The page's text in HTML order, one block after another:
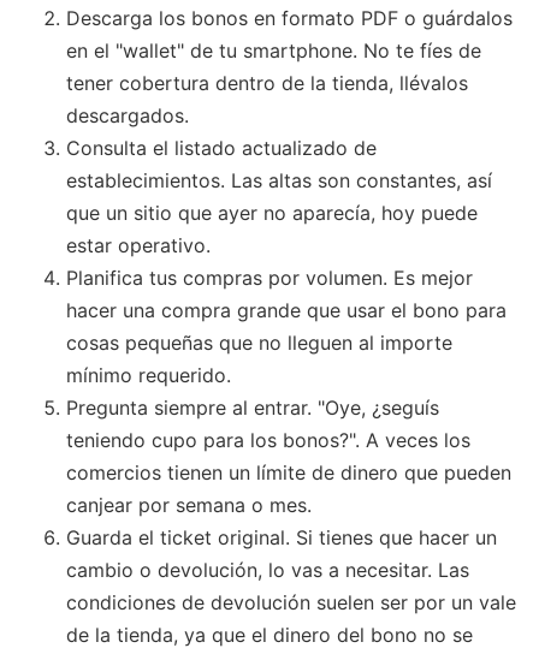
Descarga los bonos en formato PDF o guárdalos
en el "wallet" de tu smartphone. No te fíes de
tener cobertura dentro de la tienda, llévalos
descargados.
Consulta el listado actualizado de
establecimientos. Las altas son constantes, así
que un sitio que ayer no aparecía, hoy puede
estar operativo.
Planifica tus compras por volumen. Es mejor
hacer una compra grande que usar el bono para
cosas pequeñas que no lleguen al importe
mínimo requerido.
Pregunta siempre al entrar. "Oye, ¿seguís
teniendo cupo para los bonos?". A veces los
comercios tienen un límite de dinero que pueden
canjear por semana o mes.
Guarda el ticket original. Si tienes que hacer un
cambio o devolución, lo vas a necesitar. Las
condiciones de devolución suelen ser por un vale
de la tienda, ya que el dinero del bono no se